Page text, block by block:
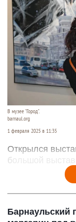
В музее "Город".
barnaul.org
1 февраля 2025 в 11:35
Открылся
большой
Барнаульский